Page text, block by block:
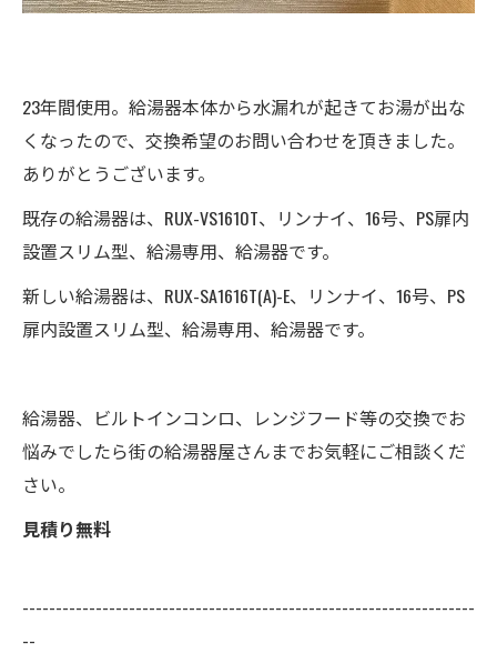
23年間使用。給湯器本体から水漏れが起きてお湯が出な
くなったので、交換希望のお問い合わせを頂きました。
ありがとうございます。
既存の給湯器は、RUX-VS1610T、リンナイ、16号、PS扉内
設置スリム型、給湯専用、給湯器です。
新しい給湯器は、RUX-SA1616T(A)-E、リンナイ、16号、PS
扉内設置スリム型、給湯専用、給湯器です。
給湯器、ビルトインコンロ、レンジフード等の交換でお
悩みでしたら街の給湯器屋さんまでお気軽にご相談くだ
さい。
見積り無料
--------------------------------------------------------------------
--